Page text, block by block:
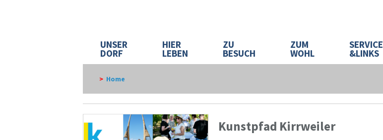
UNSER
DORF
HIER
LEBEN
ZU
BESUCH
ZUM
WOHL
SERVICE
&LINKS
> Home
Kunstpfad Kirrweiler